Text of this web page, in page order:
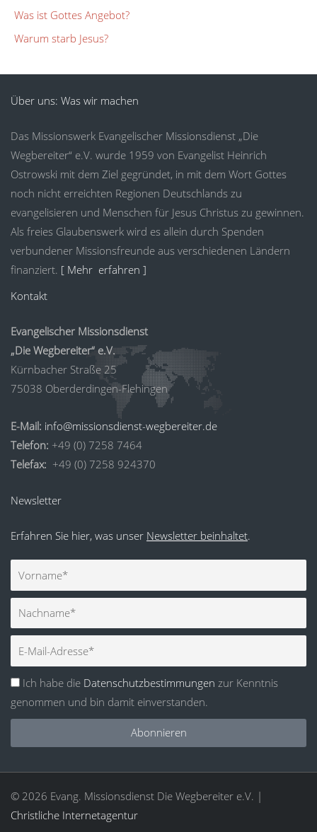
Was ist Gottes Angebot?
Warum starb Jesus?
Über uns: Was wir machen
Das Missionswerk Evangelischer Missionsdienst „Die
Wegbereiter“ e.V. wurde 1959 von Evangelist Heinrich
Ostrowski mit dem Ziel gegründet, in mit dem Wort Gottes
noch nicht erreichten Regionen Deutschlands zu
evangelisieren und Menschen für Jesus Christus zu gewinnen.
Als freies Glaubenswerk wird es allein durch Spenden
verbundener Missionsfreunde aus verschiedenen Ländern
finanziert. [ Mehr erfahren ]
Kontakt
Evangelischer Missionsdienst
„Die Wegbereiter“ e.V.
Kürnbacher Straße 25
75038 Oberderdingen-Flehingen
E-Mail: info@missionsdienst-wegbereiter.de
Telefon: +49 (0) 7258 7464
Telefax: +49 (0) 7258 924370
Newsletter
Erfahren Sie hier, was unser Newsletter beinhaltet.
Vorname
Nachname
Mail
Ich habe die Datenschutzbestimmungen zur Kenntnis
genommen und bin damit einverstanden.
Abonnieren
© 2026 Evang. Missionsdienst Die Wegbereiter e.V. |
Christliche Internetagentur